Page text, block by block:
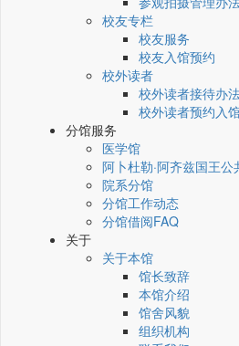
校友专栏
校友服务
校友入馆预约
校外读者
校外读者接待办
校外读者预约入
分馆服务
医学馆
阿卜杜勒·阿齐兹国王
院系分馆
分馆工作动态
分馆借阅FAQ
关于
关于本馆
馆长致辞
本馆介绍
馆舍风貌
组织机构